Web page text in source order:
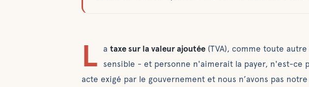
L ataxe sur la valeur ajoutée (TVA), comme toute
sensible - et personne n'aimerait la payer, n'est-ce
acte exigé par le gouvernement et nous n’avons pas